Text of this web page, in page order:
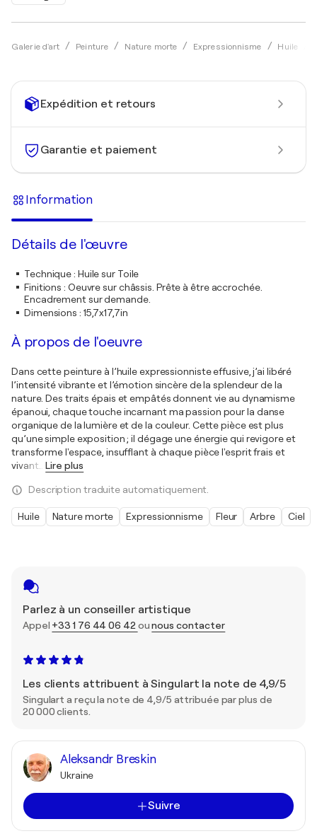
Galerie d'art Peinture Nature morte Expressionnisme Huile
Expédition et retours
Garantie et paiement
Parlez à un conseiller artistique
Appel +33 1 76 44 06 42 ounous contacter
Les clients attribuent à Singulart la note de 4,9/5
Singulart a reçu la note de 4,9/5 attribuée par plus de
20 000 clients.
Aleksandr Breskin
Ukraine
Suivre
Information
Détails de l'œuvre
Technique: Huile sur Toile
Finitions : Oeuvre sur châssis. Prête à être accrochée.
Encadrement sur demande.
Dimensions : 15,7x17,7in
À propos de l'oeuvre
Dans cette peinture à l’huile expressionniste effusive, j’ai libéré
l’intensité vibrante et l’émotion sincère de la splendeur de la
nature. Des traits épais et empâtés donnent vie au dynamisme
épanoui, chaque touche incarnant ma passion pour la danse
organique de la lumière et de la couleur. Cette pièce est plus
qu’une simple exposition ; il dégage une énergie qui revigore et
transforme l'espace, insufflant à chaque pièce l'esprit frais et
vivant
Lire plus
Description traduite automatiquement.
Huile Nature morte Expressionnisme Fleur Arbre Ciel